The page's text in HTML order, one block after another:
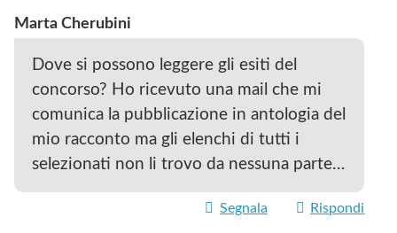
Marta Cherubini
Dove si possono leggere gli esiti del
concorso? Ho ricevuto una mail che mi
comunica la pubblicazione in antologia del
mio racconto ma gli elenchi di tutti i
selezionati non li trovo da nessuna parte…
Segnala Rispondi